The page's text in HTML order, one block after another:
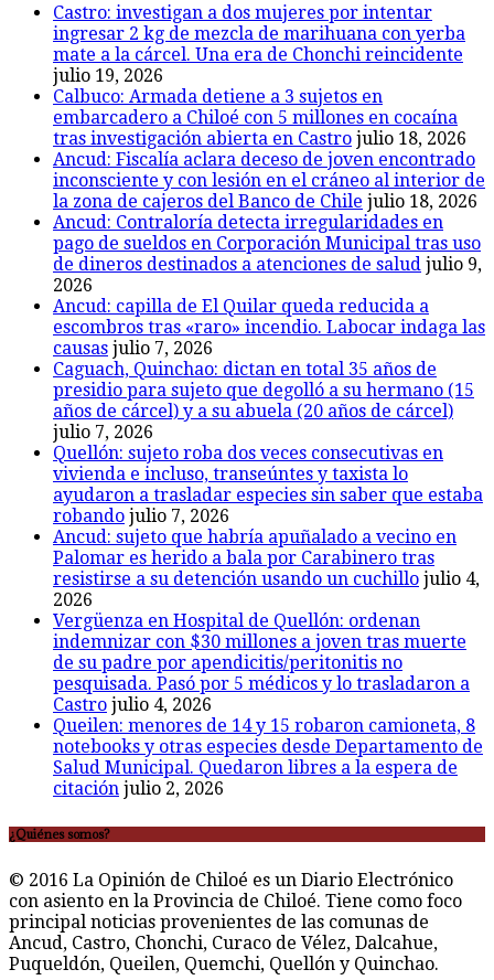
Castro: investigan a dos mujeres por intentar
ingresar 2 kg de mezcla de marihuana con yerba
mate a la cárcel. Una era de Chonchi reincidente
julio 19, 2026
Calbuco: Armada detiene a 3 sujetos en
embarcadero a Chiloé con 5 millones en cocaína
tras investigación abierta en Castro julio 18, 2026
Ancud: Fiscalía aclara deceso de joven encontrado
inconsciente y con lesión en el cráneo al interior de
la zona de cajeros del Banco de Chile julio 18, 2026
Ancud: Contraloría detecta irregularidades en
pago de sueldos en Corporación Municipal tras uso
de dineros destinados a atenciones de salud julio 9,
2026
Ancud: capilla de El Quilar queda reducida a
escombros tras «raro» incendio. Labocar indaga las
causas julio 7, 2026
Caguach, Quinchao: dictan en total 35 años de
presidio para sujeto que degolló a su hermano (15
años de cárcel) y a su abuela (20 años de cárcel)
julio 7, 2026
Quellón: sujeto roba dos veces consecutivas en
vivienda e incluso, transeúntes y taxista lo
ayudaron a trasladar especies sin saber que estaba
robando julio 7, 2026
Ancud: sujeto que habría apuñalado a vecino en
Palomar es herido a bala por Carabinero tras
resistirse a su detención usando un cuchillo julio 4,
2026
Vergüenza en Hospital de Quellón: ordenan
indemnizar con $30 millones a joven tras muerte
de su padre por apendicitis/peritonitis no
pesquisada. Pasó por 5 médicos y lo trasladaron a
Castro julio 4, 2026
Queilen: menores de 14 y 15 robaron camioneta, 8
notebooks y otras especies desde Departamento de
Salud Municipal. Quedaron libres a la espera de
citación julio 2, 2026
¿Quiénes somos?
© 2016 La Opinión de Chiloé es un Diario Electrónico
con asiento en la Provincia de Chiloé. Tiene como foco
principal noticias provenientes de las comunas de
Ancud, Castro, Chonchi, Curaco de Vélez, Dalcahue,
Puqueldón, Queilen, Quemchi, Quellón y Quinchao.